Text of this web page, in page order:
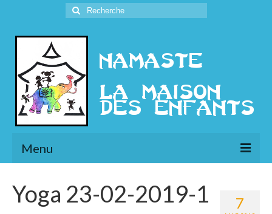
Rechercher
:
Menu
Présentation 7
Yoga 23-02-2019-1